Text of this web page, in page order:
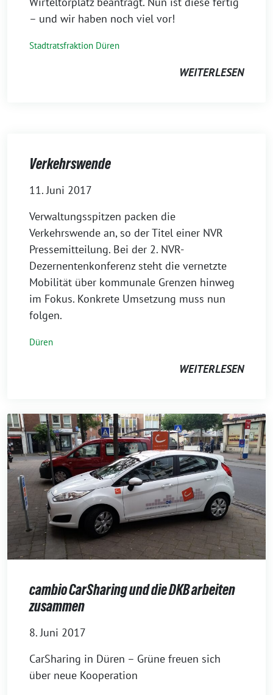
– und wir haben noch viel vor!
Stadtratsfraktion Düren
WEITERLESEN
Verkehrswende
11. Juni 2017
Verwaltungsspitzen packen die
Verkehrswende an, so der Titel einer NVR
Pressemitteilung. Bei der 2. NVR-
Dezernentenkonferenz steht die vernetzte
Mobilität über kommunale Grenzen hinweg
im Fokus. Konkrete Umsetzung muss nun
folgen.
Düren
WEITERLESEN
cambio CarSharing und die DKB arbeiten
zusammen
8. Juni 2017
CarSharing in Düren – Grüne freuen sich
über neue Kooperation